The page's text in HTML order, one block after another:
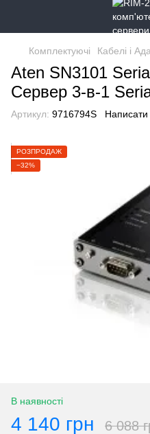
Комплектуючі Кабелі і
Aten SN3101
Cервер 3-в-1
Артикул: 9716794S Написати
РОЗПРОДАЖ
−32%
В наявності
4 140 грн 6 088